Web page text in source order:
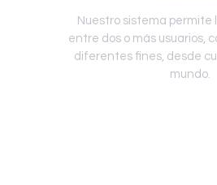
Nuestro sistema permite
entre dos o más usuarios,
diferentes fines, desde
mundo.